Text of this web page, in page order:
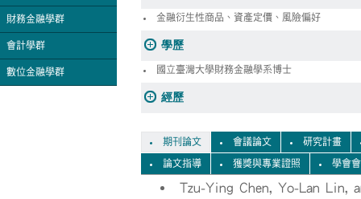
財務金融學群
會計學群
數位金融學群
金融衍生性商品、資產定價、風險偏好
學歷
國立臺灣大學財務金融學系博士
經歷
期刊論文 會議論文 研究計畫
論文指導 獲獎與專業證照 學會
Tzu-Ying Chen, Yo-Lan Lin,